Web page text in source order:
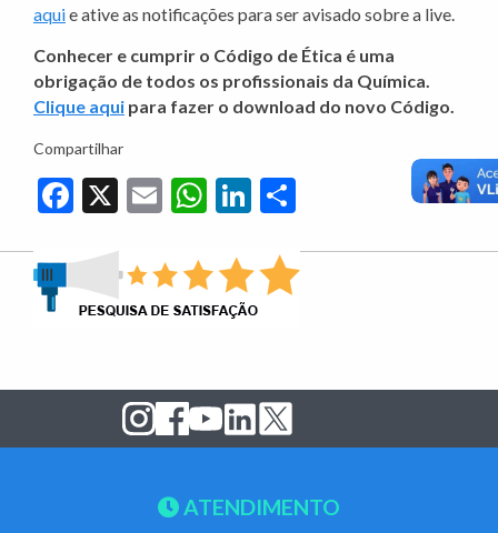
aquie ative as notificações para ser avisado sobre a live.
Conhecer e cumprir o Código de Ética é uma
obrigação de todos os profissionais da Química.
Clique aqui para fazer o download do novo Código.
Compartilhar
Facebook
X EmailWhatsApp
LinkedIn
ATENDIMENTO